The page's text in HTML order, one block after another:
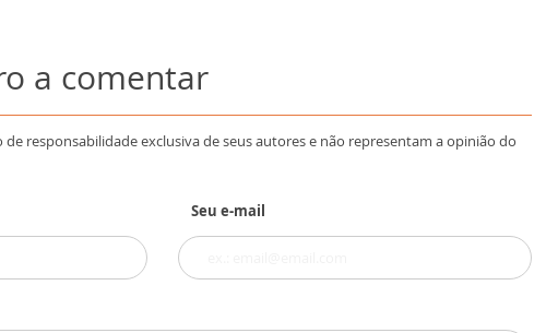
a comentar
de responsabilidade exclusiva de seus autores e não representam a opinião do
Seu e-mail